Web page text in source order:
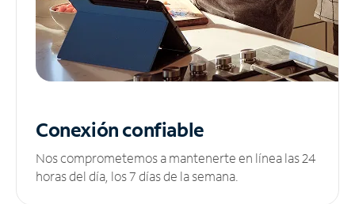
Conexión confiable
Nos comprometemos a mantenerte en línea las 24
horas del día, los 7 días de la semana.